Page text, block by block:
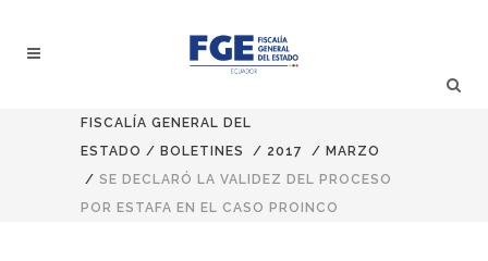
FISCALÍA GENERAL DEL
ESTADO / BOLETINES / 2017 / MARZO
/ SE DECLARÓ LA VALIDEZ DEL PROCESO
POR ESTAFA EN EL CASO PROINCO